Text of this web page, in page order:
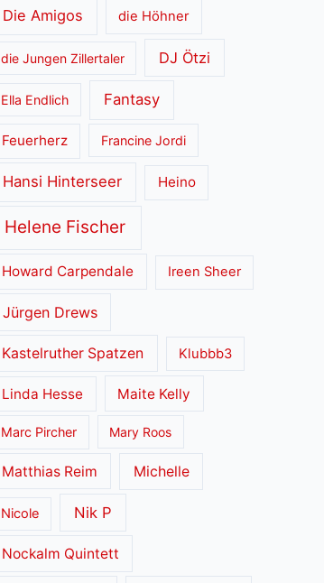
Die Amigos die Höhner
die Jungen Zillertaler DJ Ötzi
Ella Endlich Fantasy
Feuerherz Francine Jordi
Hansi Hinterseer Heino
Helene Fischer
Howard Carpendale Ireen Sheer
Jürgen Drews
Kastelruther Spatzen Klubbb3
Linda Hesse Maite Kelly
Marc Pircher Mary Roos
Matthias Reim Michelle
Nicole Nik P
Nockalm Quintett